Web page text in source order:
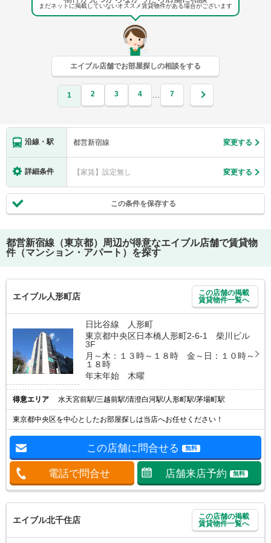
まだネットに掲載していないオススメ賃貸物件がある場合がございます
エイブル店舗でお部屋探しの相談をする
1 2 3 4 … 7
沿線・駅 都営新宿線 変更する
詳細条件 【家賃】設定無し 変更する
この条件を保存する
都営新宿線（東京都）
周辺が得意なエイブル店舗で賃貸物
件（マンション・アパート）を探す
エイブル人形町店
この店舗の掲載
賃貸物件一覧へ
日比谷線 人形町
東京都中央区日本橋人形町2-6-1 柴川ビル
3F
月～木：１３時～１８時 金～日：１０時～
１８時
年末年始 木曜
得意エリア 水天宮前駅/三越前駅/清澄白河駅/人形町駅/茅場町駅
東京都中央区を中心としたお部屋探しは当店へお任せください！
この店舗に問合せる 無料
電話で問合せ 店舗来店予約 無料
エイブル北千住店
この店舗の掲載
賃貸物件一覧へ